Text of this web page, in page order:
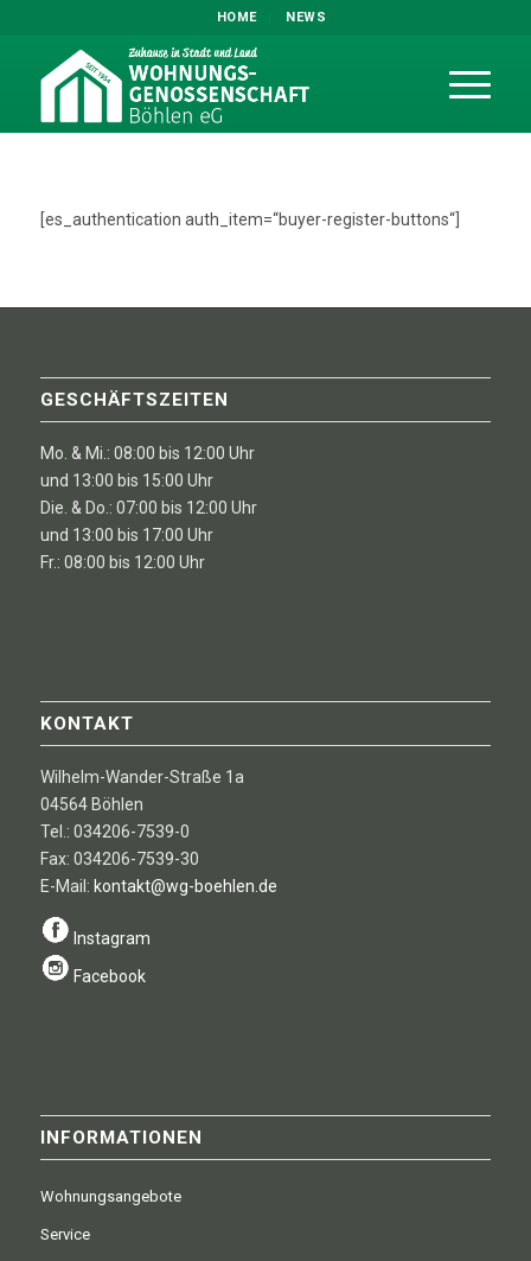
HOME NEWS
[es_authentication auth_item=“buyer-register-buttons“]
GESCHÄFTSZEITEN
Mo. & Mi.: 08:00 bis 12:00 Uhr
und 13:00 bis 15:00 Uhr
Die. & Do.: 07:00 bis 12:00 Uhr
und 13:00 bis 17:00 Uhr
Fr.: 08:00 bis 12:00 Uhr
KONTAKT
Wilhelm-Wander-Straße 1a
04564 Böhlen
Tel.: 034206-7539-0
Fax: 034206-7539-30
E-Mail: kontakt@wg-boehlen.de
Instagram
Facebook
INFORMATIONEN
Wohnungsangebote
Service